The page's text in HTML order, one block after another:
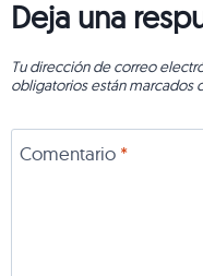
Deja una
Tu dirección de correo
obligatorios están marcados
Comentario *